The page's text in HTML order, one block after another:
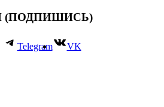
(ПОДПИШИСЬ)
Telegram VK